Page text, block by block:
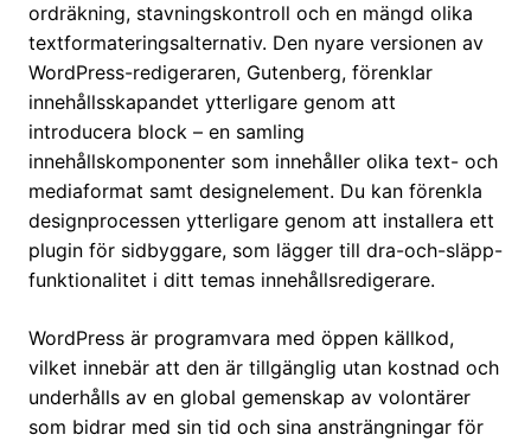
ordräkning, stavningskontroll och en mängd olika
textformateringsalternativ. Den nyare versionen av
WordPress-redigeraren, Gutenberg, förenklar
innehållsskapandet ytterligare genom att
introducera block – en samling
innehållskomponenter som innehåller olika text- och
mediaformat samt designelement. Du kan förenkla
designprocessen ytterligare genom att installera ett
plugin för sidbyggare, som lägger till dra-och-släpp-
funktionalitet i ditt temas innehållsredigerare.
WordPress är programvara med öppen källkod,
vilket innebär att den är tillgänglig utan kostnad och
underhålls av en global gemenskap av volontärer
som bidrar med sin tid och sina ansträngningar för